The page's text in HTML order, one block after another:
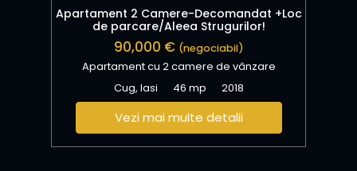
Apartament 2 Camere-Decomandat +Loc
de parcare/Aleea Strugurilor!
90,000 € (negociabil)
Apartament cu 2 camere de vânzare
Cug, Iasi
46 mp 2018
Vezi mai multe detalii